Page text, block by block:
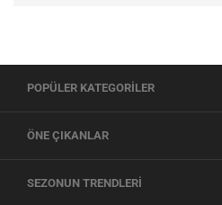
POPÜLER KATEGORİLER
ÖNE ÇIKANLAR
SEZONUN TRENDLERİ